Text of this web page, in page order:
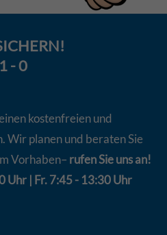
- 0
kostenfreien und
Wir planen und beraten Sie
Vorhaben– rufen Sie uns an!
Uhr | Fr. 7:45 - 13:30 Uhr